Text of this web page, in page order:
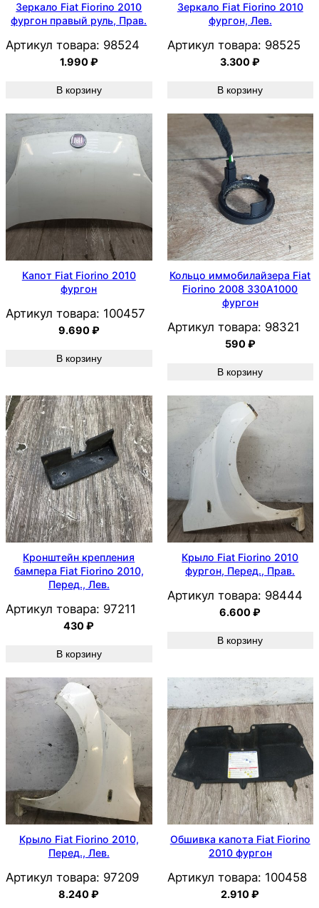
Зеркало Fiat Fiorino 2010
фургон правый руль, Прав.
Артикул товара: 98524
1.990₽
В корзину
Зеркало Fiat Fiorino 2010
фургон, Лев.
Артикул товара: 98525
3.300₽
В корзину
Капот Fiat Fiorino 2010
фургон
Артикул товара: 100457
9.690₽
В корзину
Кольцо иммобилайзера Fiat
Fiorino 2008 330A1000
фургон
Артикул товара: 98321
590₽
В корзину
Кронштейн крепления
бампера Fiat Fiorino 2010,
Перед., Лев.
Артикул товара: 97211
430₽
В корзину
Крыло Fiat Fiorino 2010
фургон, Перед., Прав.
Артикул товара: 98444
6.600₽
В корзину
Крыло Fiat Fiorino 2010,
Перед., Лев.
Артикул товара: 97209
8.240₽
Обшивка капота Fiat Fiorino
2010 фургон
Артикул товара: 100458
2.910₽